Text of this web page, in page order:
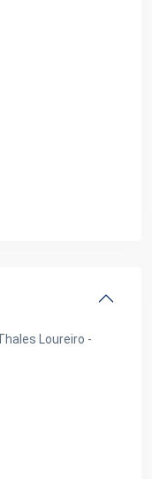
Loureiro -